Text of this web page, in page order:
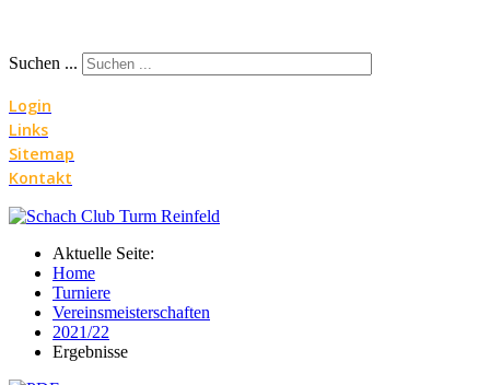
Suchen ...
Login
Links
Sitemap
Kontakt
Aktuelle Seite:
Home
Turniere
Vereinsmeisterschaften
2021/22
Ergebnisse